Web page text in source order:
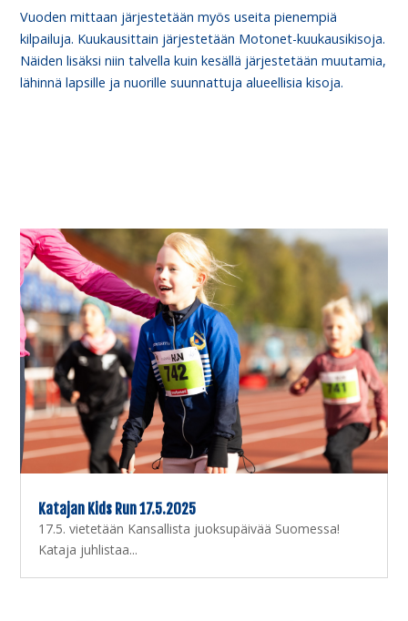
Vuoden mittaan järjestetään myös useita pienempiä
kilpailuja. Kuukausittain järjestetään Motonet-kuukausikisoja.
Näiden lisäksi niin talvella kuin kesällä järjestetään muutamia,
lähinnä lapsille ja nuorille suunnattuja alueellisia kisoja.
Katajan Kids Run 17.5.2025
17.5. vietetään Kansallista juoksupäivää Suomessa!
Kataja juhlistaa...